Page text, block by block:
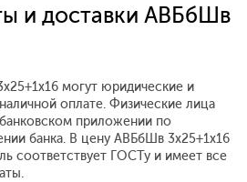
и доставки АВБбШв
могут юридические и
оплате. Физические лица
приложении по
банка. В цену АВБбШв 3x25+1x16
соответствует ГОСТу и имеет все